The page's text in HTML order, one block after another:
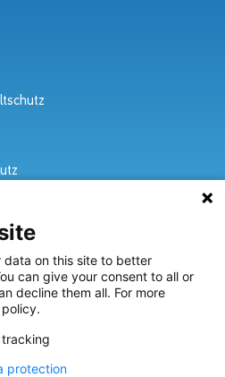
und Innovation
und liefern wir mit
für alle
data on this site to better
can give your consent to all or
decline them all. For more
protection